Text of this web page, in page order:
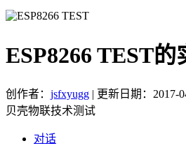
ESP8266 TEST
创作者： jsfxyugg | 更新日期：2017-
贝壳物联技术测试
对话